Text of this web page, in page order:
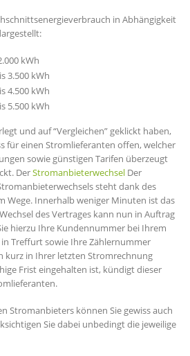
in Abhängigkeit
kWh
3.500 kWh
4.500 kWh
5.500 kWh
und auf “Vergleichen” geklickt haben,
für einen Stromlieferanten offen, welcher
sowie günstigen Tarifen überzeugt
DerStromanbieterwechsel Der
steht dank des
Wege. Innerhalb weniger Minuten ist das
des Vertrages kann nun in Auftrag
hierzu Ihre Kundennummer bei Ihrem
Treffurt sowie Ihre Zählernummer
kurz in Ihrer letzten Stromrechnung
Frist eingehalten ist, kündigt dieser
Stromanbieters können Sie gewiss auch
Sie dabei unbedingt die jeweilige